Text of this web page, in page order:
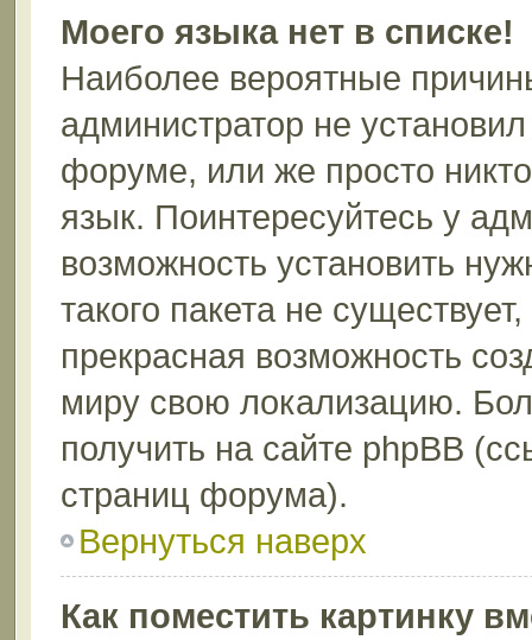
Моего языка нет в списке!
Наиболее вероятные
администратор не
форуме, или же просто
язык. Поинтересуйтесь у
возможность установить
такого пакета не
прекрасная возможность
миру свою локализацию.
получить на сайте phpBB
страниц форума).
Вернуться наверх
Как поместить картинку